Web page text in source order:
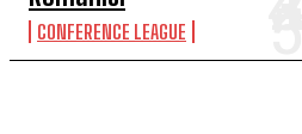
CONFERENCE LEAGUE